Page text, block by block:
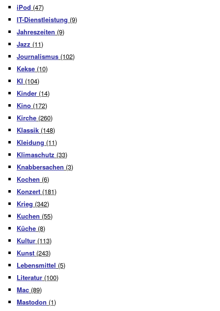
iPod (47)
IT-Dienstleistung (9)
Jahreszeiten (9)
Jazz (11)
Journalismus (102)
Kekse (10)
KI (104)
Kinder (14)
Kino (172)
Kirche (260)
Klassik (148)
Kleidung (11)
Klimaschutz (33)
Knabbersachen (3)
Kochen (6)
Konzert (181)
Krieg (342)
Kuchen (55)
Küche (8)
Kultur (113)
Kunst (243)
Lebensmittel (5)
Literatur (100)
Mac (89)
Mastodon (1)